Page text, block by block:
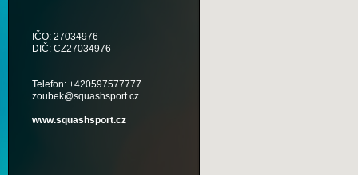
IČO: 27034976
DIČ: CZ27034976
Telefon: +420597577777
zoubek@squashsport.cz
www.squashsport.cz